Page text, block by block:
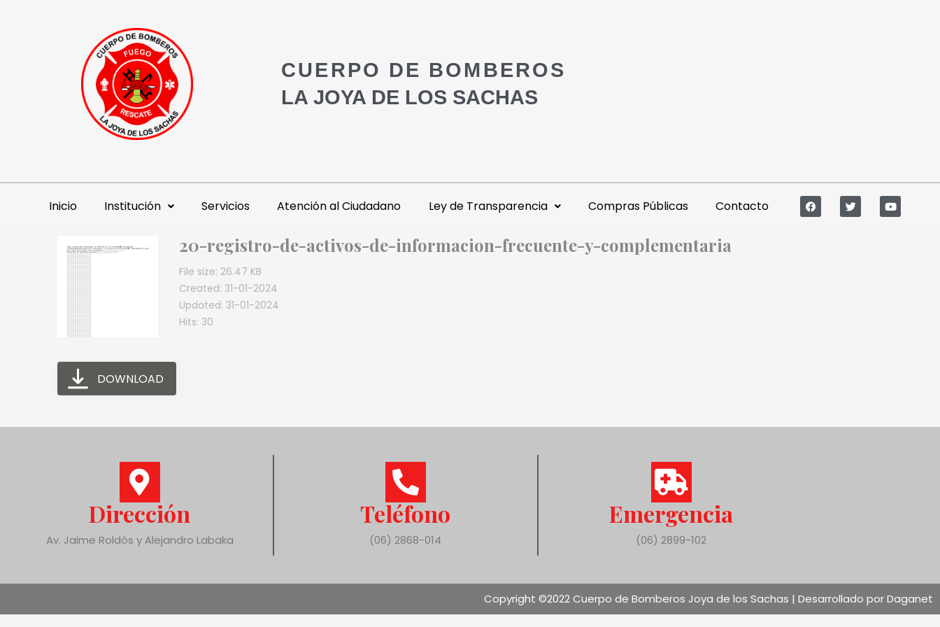
CUERPO DE BOMBEROS
LA JOYA DE LOS SACHAS
Inicio Institución Servicios Atención al Ciudadano Ley de Transparencia Compras Públicas Contacto
20-registro-de-activos-de-informacion-frecuente-y-complementaria
File size: 26.47 KB
Created: 31-01-2024
Updated: 31-01-2024
Hits: 30
DOWNLOAD
Dirección
Av. Jaime Roldós y Alejandro Labaka
Teléfono
(06) 2868-014
Emergencia
(06) 2899-102
Copyright ©2022 Cuerpo de Bomberos Joya de los Sachas | Desarrollado por Daganet